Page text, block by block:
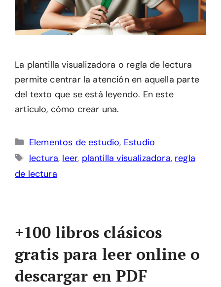
La plantilla visualizadora o regla de lectura
permite centrar la atención en aquella parte
del texto que se está leyendo. En este
artículo, cómo crear una.
Categorías
Elementos de estudio, Estudio
Etiquetas
lectura, leer, plantilla visualizadora, regla
de lectura
+100 libros clásicos
gratis para leer online o
descargar en PDF